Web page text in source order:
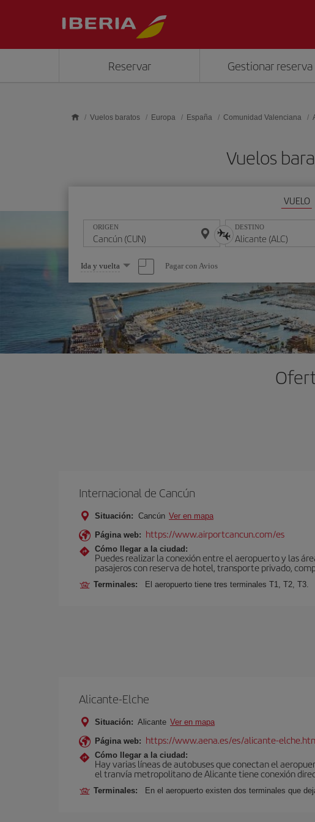
Reservar Gestionar reserva
Vuelos baratos Europa España Comunidad Valenciana
Vuelos
VUELO
ORIGEN DESTINO
Seleccione
una
opción
Ida y vuelta Pagar con Avios
Internacional de Cancún
Situación: Cancún Ver en mapa
Página web: https://www.airportcancun.com/es
Cómo llegar a la ciudad:
Puedes realizar la conexión entre el aeropuerto y las
pasajeros con reserva de hotel, transporte privado,
Terminales: El aeropuerto tiene tres terminales T1, T2, T3.
Alicante-Elche
Situación: Alicante Ver en mapa
Página web: https://www.aena.es/es/alicante-
Cómo llegar a la ciudad:
Hay varias líneas de autobuses que conectan el
el tranvía metropolitano de Alicante tiene conexión
Terminales: En el aeropuerto existen dos terminales que